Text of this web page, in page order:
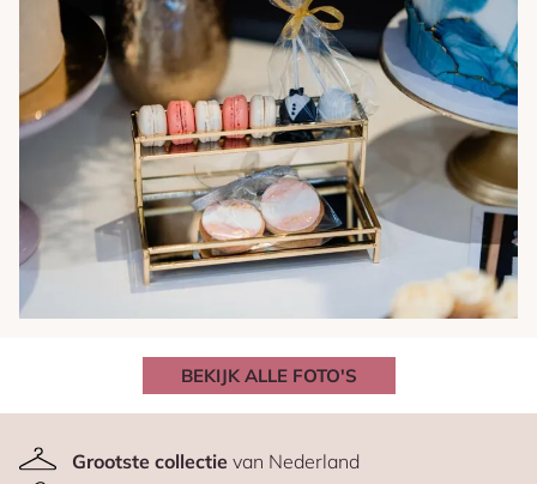
BEKIJK ALLE FOTO'S
Grootste collectievan Nederland